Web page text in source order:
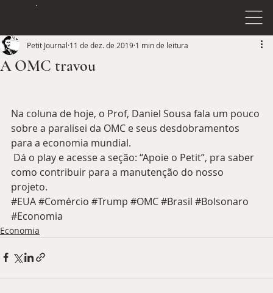
A OMC travou
Petit Journal 11 de dez. de 2019 1 min de leitura
Na coluna de hoje, o Prof, Daniel Sousa fala um pouco
sobre a paralisei da OMC e seus desdobramentos
para a economia mundial.
como contribuir para a manutenção do nosso
projeto.
#EUA#Comércio #Trump #OMC#Brasil #Bolsonaro
#Economia
Economia